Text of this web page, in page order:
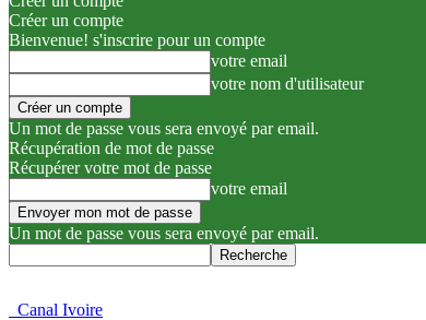
Créer un compte
Bienvenue! s'inscrire pour un compte
votre email
votre nom d'utilisateur
Un mot de passe vous sera envoyé par email.
Récupération de mot de passe
Récupérer votre mot de passe
votre email
Un mot de passe vous sera envoyé par email.
Canal Ivoire